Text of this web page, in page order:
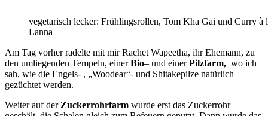
vegetarisch lecker: Frühlingsrollen, Tom Kha Gai und Curry à
Lanna
Am Tag vorher radelte mit mir Rachet Wapeetha, ihr Ehemann, zu
den umliegenden Tempeln, einerBio– und einerPilzfarm, wo ich
sah, wie die Engels- , „Woodear“- und Shitakepilze natürlich
gezüchtet werden.
Weiter auf derZuckerrohrfarm wurde erst das Zuckerrohr